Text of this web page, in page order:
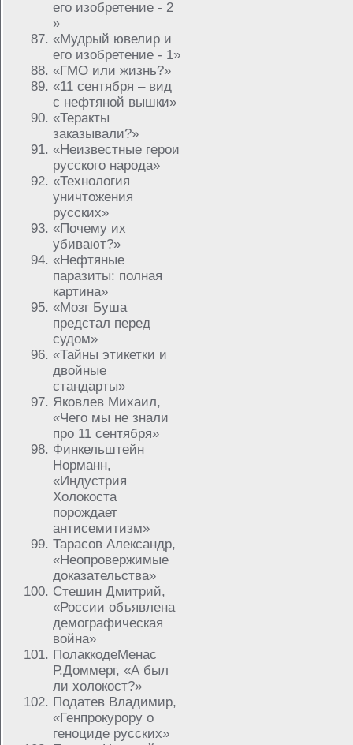
его изобретение - 2
»
«Мудрый ювелир и
его изобретение - 1»
«ГМО или жизнь?»
«11 сентября – вид
с нефтяной вышки»
«Теракты
заказывали?»
«Неизвестные герои
русского народа»
«Технология
уничтожения
русских»
«Почему их
убивают?»
«Нефтяные
паразиты: полная
картина»
«Мозг Буша
предстал перед
судом»
«Тайны этикетки и
двойные
стандарты»
Яковлев Михаил,
«Чего мы не знали
про 11 сентября»
Финкельштейн
Норманн,
«Индустрия
Холокоста
порождает
антисемитизм»
Тарасов Александр,
«Неопровержимые
доказательства»
Стешин Дмитрий,
«России объявлена
демографическая
война»
ПолаккодеМенас
Р.Доммерг, «А был
ли холокост?»
Податев Владимир,
«Генпрокурору о
геноциде русских»